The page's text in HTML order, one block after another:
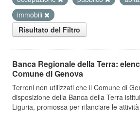
immobili
Risultato del Filtro
Banca Regionale della Terra:
Comune di Genova
Terreni non utilizzati che il Comune di
disposizione della Banca della Terra
Liguria, promossa per rilanciare le